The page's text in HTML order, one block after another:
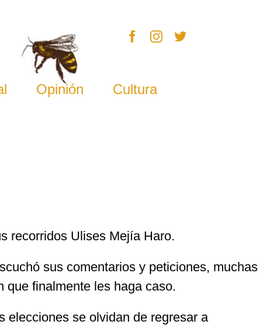
Opinión Cultura
recorridos Ulises Mejía Haro.
sus comentarios y peticiones, muchas
que finalmente les haga caso.
elecciones se olvidan de regresar a